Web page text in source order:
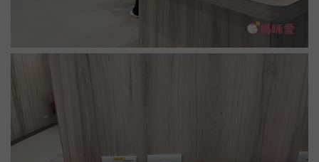
旁邊也有附上椅子，可以在check in時過去等待，就不用一群人
擠在櫃檯，非常貼心呢~